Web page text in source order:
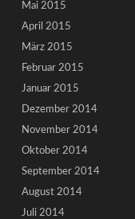
Mai 2015
April 2015
März 2015
Februar 2015
Januar 2015
Dezember 2014
November 2014
Oktober 2014
September 2014
August 2014
Juli 2014